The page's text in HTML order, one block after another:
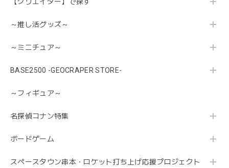
【クリエイター】で探す
～推し活グッズ～
～ミニチュア～
BASE2500 -GEOCRAPER STORE-
～フィギュア～
名探偵コナン特集
ボードゲーム
スペースタウン串本・ロケット打ち上げ応援プロジェクト